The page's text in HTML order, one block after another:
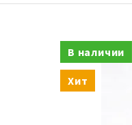
В наличии
Хит